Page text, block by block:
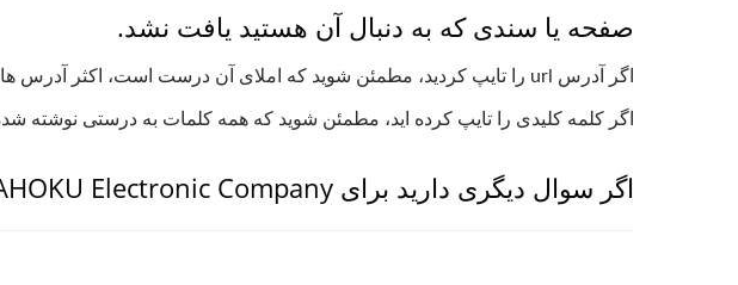
صفحه یا سندی که به دنبال آن هستید یافت نشد.
اگر آدرس url را تایپ کردید، مطمئن شوید که املای آن درست است، اکثر آدرس ها به حروف کوچک و بزرگ حساس هستند.
اگر کلمه کلیدی را تایپ کرده اید، مطمئن شوید که همه کلمات به درستی نوشته
اگر سوال دیگری دارید برای AHOKU Electronic Company, لطفا احساس راحتی کنید